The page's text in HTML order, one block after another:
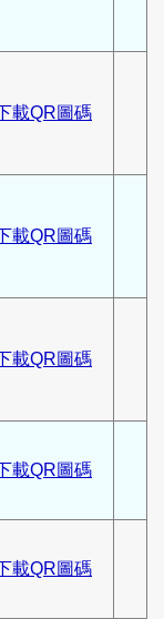
載QR圖碼
載QR圖碼
載QR圖碼
載QR圖碼
載QR圖碼